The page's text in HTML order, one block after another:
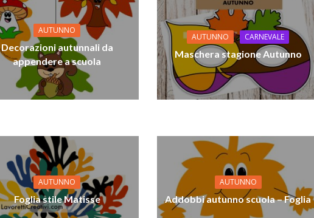
AUTUNNO
Decorazioni autunnali da
appendere a scuola
AUTUNNO CARNEVALE
Maschera stagione Autunno
AUTUNNO
Foglia stile Matisse
AUTUNNO
Addobbi autunno scuola – Foglia